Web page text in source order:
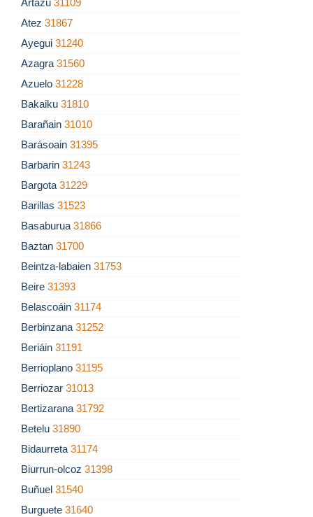
Artazu 31109
Atez 31867
Ayegui 31240
Azagra 31560
Azuelo 31228
Bakaiku 31810
Barañain 31010
Barásoain 31395
Barbarin 31243
Bargota 31229
Barillas 31523
Basaburua 31866
Baztan 31700
Beintza-labaien 31753
Beire 31393
Belascoáin 31174
Berbinzana 31252
Beriáin 31191
Berrioplano 31195
Berriozar 31013
Bertizarana 31792
Betelu 31890
Bidaurreta 31174
Biurrun-olcoz 31398
Buñuel 31540
Burguete 31640